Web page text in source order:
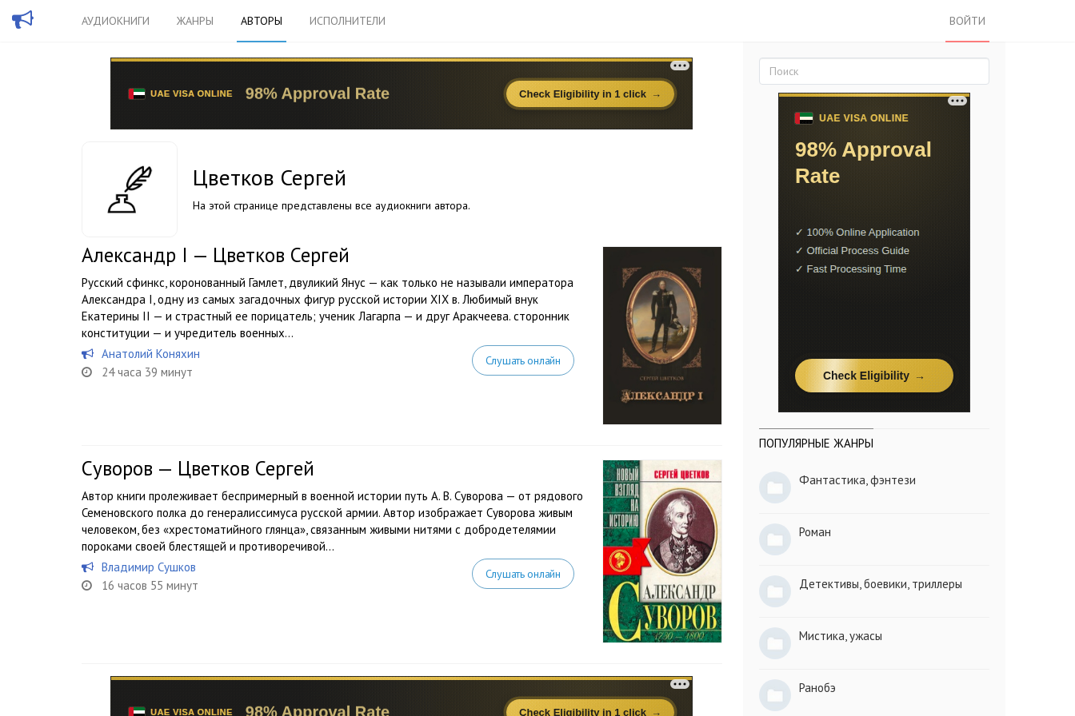
АУДИОКНИГИ ЖАНРЫ АВТОРЫ ИСПОЛНИТЕЛИ ВОЙТИ
Цветков Сергей
На этой странице представлены все аудиокниги автора.
Александр I — Цветков Сергей
Русский сфинкс, коронованный Гамлет, двуликий Янус — как только не называли императора
Александра I, одну из самых загадочных фигур русской истории XIX в. Любимый внук
Екатерины II — и страстный ее порицатель; ученик Лагарпа — и друг Аракчеева. сторонник
конституции — и учредитель военных...
Анатолий Коняхин
24 часа 39 минут
Слушать онлайн
Суворов — Цветков Сергей
Автор книги пролеживает беспримерный в военной истории путь А. В. Суворова — от рядового
Семеновского полка до генералиссимуса русской армии. Автор изображает Суворова живым
человеком, без «хрестоматийного глянца», связанным живыми нитями с добродетелямии
пороками своей блестящей и противоречивой...
Владимир Сушков
16 часов 55 минут
Слушать онлайн
ПОПУЛЯРНЫЕ ЖАНРЫ
Фантастика, фэнтези
Роман
Детективы, боевики, триллеры
Мистика, ужасы
Ранобэ